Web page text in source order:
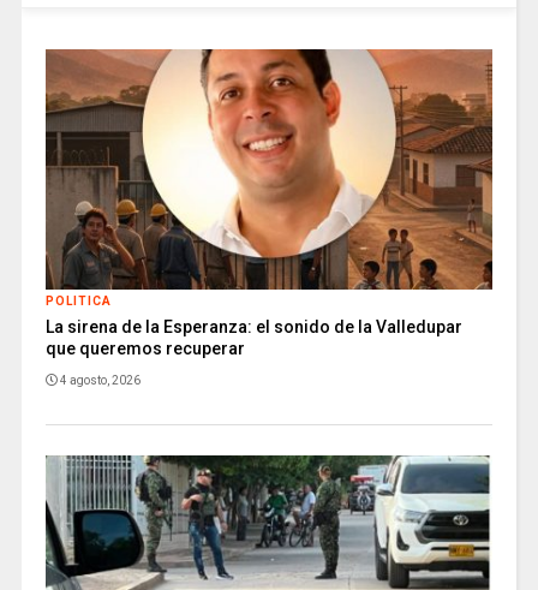
POLITICA
La sirena de la Esperanza: el sonido de la Valledupar
que queremos recuperar
4 agosto, 2026